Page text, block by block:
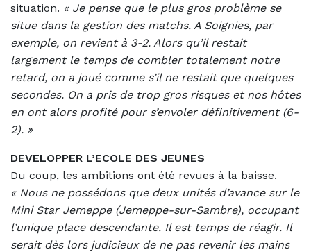
situation. « Je pense que le plus gros problème se
situe dans la gestion des matchs. A Soignies, par
exemple, on revient à 3-2. Alors qu’il restait
largement le temps de combler totalement notre
retard, on a joué comme s’il ne restait que quelques
secondes. On a pris de trop gros risques et nos hôtes
en ont alors profité pour s’envoler définitivement (6-
2). »
DEVELOPPER L’ECOLE DES JEUNES
Du coup, les ambitions ont été revues à la baisse.
« Nous ne possédons que deux unités d’avance sur le
Mini Star Jemeppe (Jemeppe-sur-Sambre), occupant
l’unique place descendante. Il est temps de réagir. Il
serait dès lors judicieux de ne pas revenir les mains